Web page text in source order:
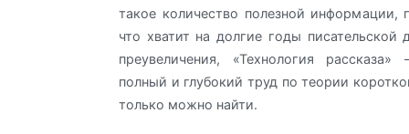
такое количество полезной информации,
что хватит на долгие годы писательской
преувеличения, «Технология
полный и глубокий труд по теории
только можно найти.